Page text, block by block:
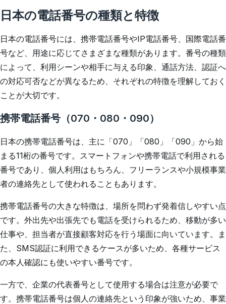
日本の電話番号の種類と特徴
日本の電話番号には、携帯電話番号やIP電話番号、国際電話番
号など、用途に応じてさまざまな種類があります。番号の種類
によって、利用シーンや相手に与える印象、通話方法、認証へ
の対応可否などが異なるため、それぞれの特徴を理解しておく
ことが大切です。
携帯電話番号（070・080・090）
日本の携帯電話番号は、主に「070」「080」「090」から始
まる11桁の番号です。スマートフォンや携帯電話で利用される
番号であり、個人利用はもちろん、フリーランスや小規模事業
者の連絡先として使われることもあります。
携帯電話番号の大きな特徴は、場所を問わず発着信しやすい点
です。外出先や出張先でも電話を受けられるため、移動が多い
仕事や、担当者が直接顧客対応を行う場面に向いています。ま
た、SMS認証に利用できるケースが多いため、各種サービス
の本人確認にも使いやすい番号です。
一方で、企業の代表番号として使用する場合は注意が必要で
す。携帯電話番号は個人の連絡先という印象が強いため、事業